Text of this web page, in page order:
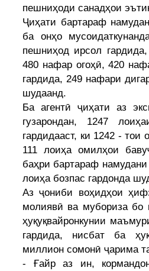
пешниҳоди санадҳои
Ҷиҳати бартараф
ба онҳо
пешниҳод ирсол
480 нафар огоҳӣ, 420
гардида, 249 нафари
шудаанд.
Ба агентӣ ҷиҳати аз
гузарондан, 1247
гардидааст, ки 1242 -
111 лоиҳа омилҳои
баҳри бартараф
лоиҳа бозпас гардонда
Аз ҷониби воҳидҳои
молиявӣ ва мубориза бо
ҳуқуқвайронкунии
гардида, нисбат ба
миллион сомонӣ ҷарима
- Ғайр аз ин,